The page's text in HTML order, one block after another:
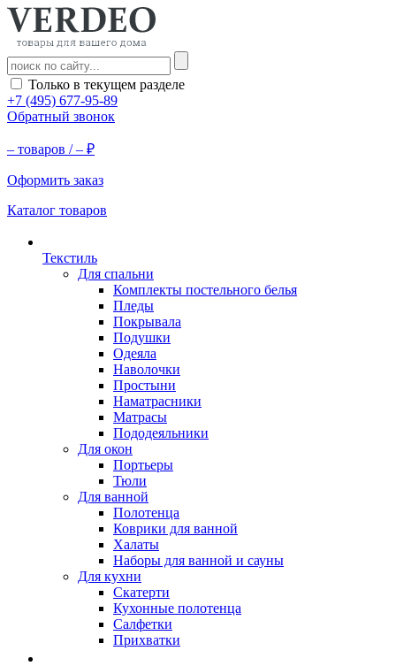
Только в текущем разделе
+7 (495) 677-95-89
Обратный звонок
– товаров /– ₽
Оформить заказ
Каталог товаров
Текстиль
Для спальни
Комплекты постельного белья
Пледы
Покрывала
Подушки
Одеяла
Наволочки
Простыни
Наматрасники
Матрасы
Пододеяльники
Для окон
Портьеры
Тюли
Для ванной
Полотенца
Коврики для ванной
Халаты
Наборы для ванной и сауны
Для кухни
Скатерти
Кухонные полотенца
Салфетки
Прихватки